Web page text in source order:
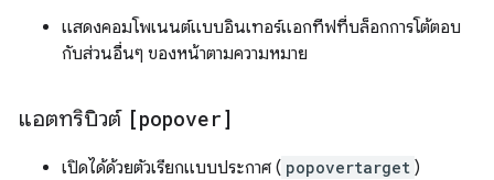
แสดงคอมโพเนนต์แบบอินเทอร์แอกทีฟที่บล็อกการโต้ตอบ
กับส่วนอื่นๆ ของหน้าตามความหมาย
แอตทริบิวต์ [popover]
เปิดได้ด้วยตัวเรียกแบบประกาศ ( popovertarget )